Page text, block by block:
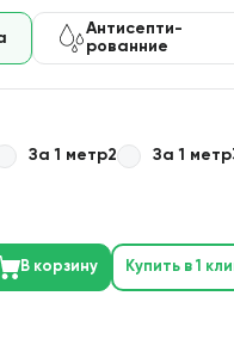
Антисепти-
рованние
За 1 метр2 За 1
В корзину Купить в 1